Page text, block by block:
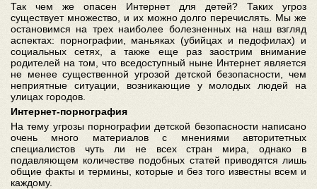
Так чем же опасен Интернет для детей? Таких угроз
существует множество, и их можно долго перечислять. Мы же
остановимся на трех наиболее болезненных на наш взгляд
аспектах: порнографии, маньяках (убийцах и педофилах) и
социальных сетях, а также еще раз заострим внимание
родителей на том, что вседоступный ныне Интернет является
не менее существенной угрозой детской безопасности, чем
неприятные ситуации, возникающие у молодых людей на
улицах городов.
Интернет-порнография
На тему угрозы порнографии детской безопасности написано
очень много материалов с мнениями авторитетных
специалистов чуть ли не всех стран мира, однако в
подавляющем количестве подобных статей приводятся лишь
общие факты и термины, которые и без того известны всем и
каждому.